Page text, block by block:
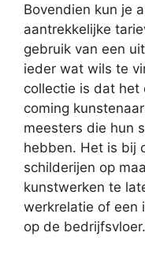
Bovendien kun je
aantrekkelijke
gebruik van een
ieder wat wils te
collectie is dat het
coming
meesters die hun
hebben. Het is bij
schilderijen op
kunstwerken te
werkrelatie of een
op de bedrijfsvloer.